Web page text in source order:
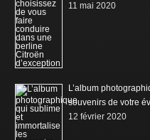
11 mai 2020
L’album
souvenirs de votre
12 février 2020